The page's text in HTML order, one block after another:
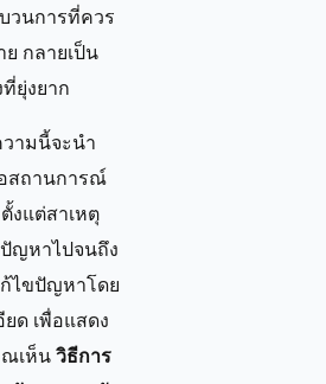
วนการที่ควร
ย กลายเป็น
ที่ยุ่งยาก
ามนี้จะนำ
สถานการณ์
งแต่สาเหตุ
ญหาไปจนถึง
ไขปัญหาโดย
ยด เพื่อแสดง
เห็น วิธีการ